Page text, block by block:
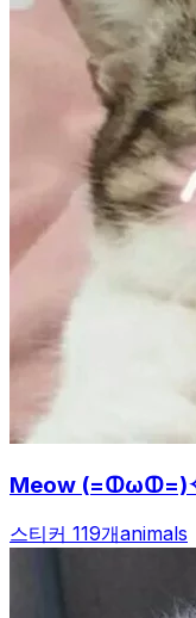
Meow
스티커 119개animals